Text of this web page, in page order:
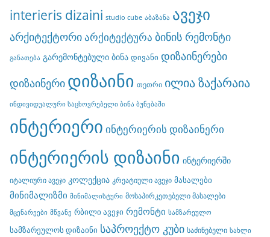
interieris dizaini studio cube აბაზანა ავეჯი
არქიტექტორიარქიტექტურა ბინის რემონტი
განათება გარემონტებული ბინა დივანი დიზაინერები
დიზაინერი დიზაინი თეთრი ილია ზაქარაია
ინდივიდუალური საცხოვრებელი ბინა ბუნებაში
ინტერიერი ინტერიერის დიზაინერი
ინტერიერის დიზაინი ინტერიერში
იტალიური ავეჯი კოლექცია კრეატიული ავეჯი მასალები
მინიმალიზმი მინიმალისტური მოსაპირკეთებელი მასალები
მცენარეები მწვანე რბილი ავეჯი რემონტი სამზარეულო
სამზარეულოს დიზაინი საპროექტო კუბი საძინებელი სახლი